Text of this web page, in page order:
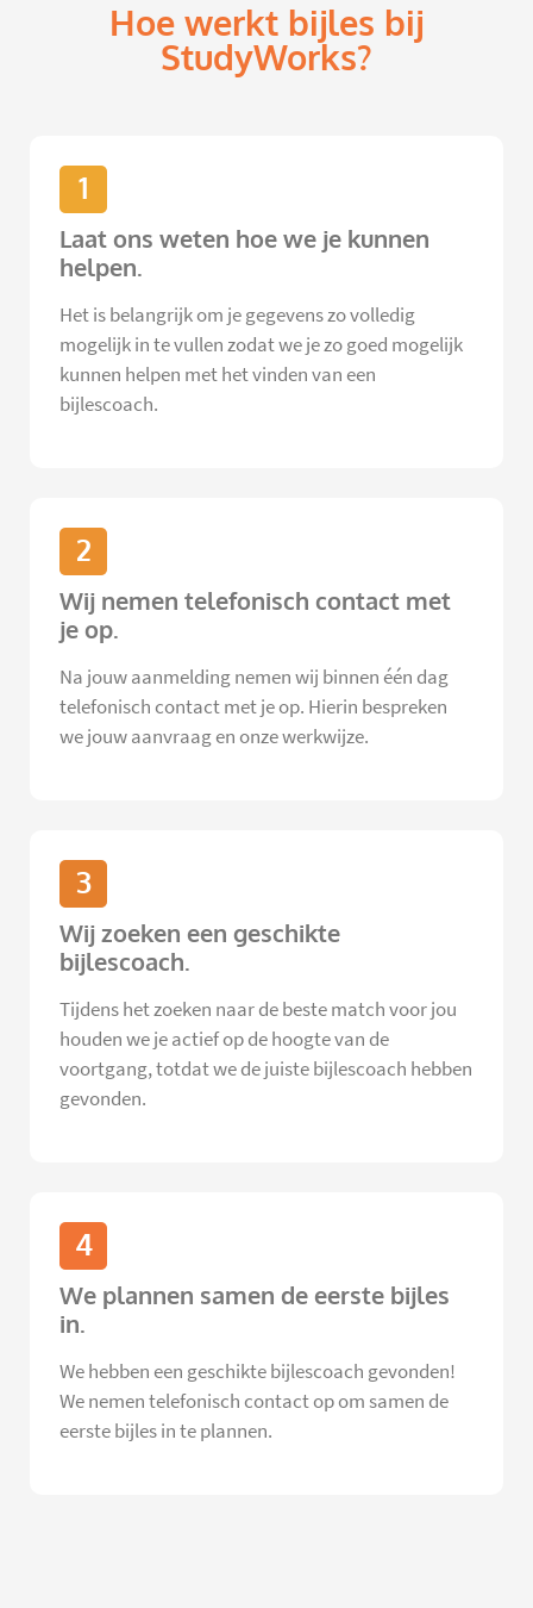
Hoe werkt bijles bij
StudyWorks?
1
Laat ons weten hoe we je kunnen
helpen.
Het is belangrijk om je gegevens zo volledig
mogelijk in te vullen zodat we je zo goed mogelijk
kunnen helpen met het vinden van een
bijlescoach.
2
Wij nemen telefonisch contact met
je op.
Na jouw aanmelding nemen wij binnen één dag
telefonisch contact met je op. Hierin bespreken
we jouw aanvraag en onze werkwijze.
3
Wij zoeken een geschikte
bijlescoach.
Tijdens het zoeken naar de beste match voor jou
houden we je actief op de hoogte van de
voortgang, totdat we de juiste bijlescoach hebben
gevonden.
4
We plannen samen de eerste bijles
in.
We hebben een geschikte bijlescoach gevonden!
We nemen telefonisch contact op om samen de
eerste bijles in te plannen.